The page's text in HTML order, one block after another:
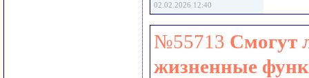
02.02.2026 12:40
№55713 Смогут
жизненные